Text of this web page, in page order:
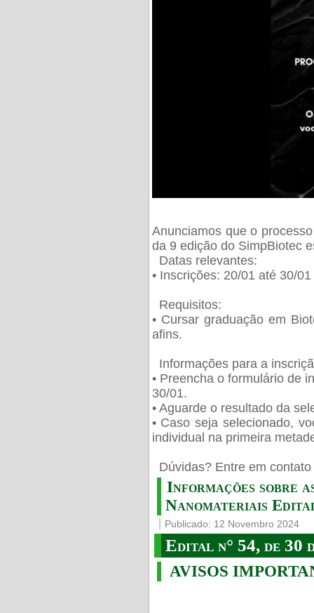
Anunciamos que o
da 9 edição do SimpBiotec
Datas relevantes:
• Inscrições: 20/01 até 30/01
Requisitos:
• Cursar graduação em
afins.
Informações para a
• Preencha o formulário de
30/01.
• Aguarde o resultado da
• Caso seja selecionado,
individual na primeira
Dúvidas? Entre em
Informações sobre
Nanomateriais
Publicado: 12 Novembro 2024
Edital n° 54, de 30
AVISOS